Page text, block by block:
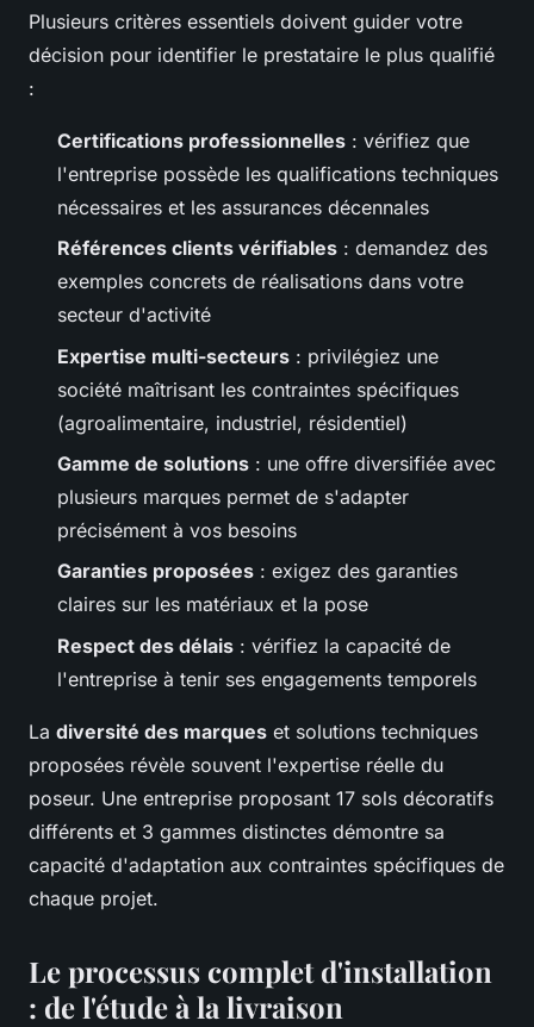
Plusieurs critères essentiels doivent guider votre
décision pour identifier le prestataire le plus qualifié
:
Certifications professionnelles : vérifiez que
l'entreprise possède les qualifications techniques
nécessaires et les assurances décennales
Références clients vérifiables : demandez des
exemples concrets de réalisations dans votre
secteur d'activité
Expertise multi-secteurs : privilégiez une
société maîtrisant les contraintes spécifiques
(agroalimentaire, industriel, résidentiel)
Gamme de solutions : une offre diversifiée avec
plusieurs marques permet de s'adapter
précisément à vos besoins
Garanties proposées : exigez des garanties
claires sur les matériaux et la pose
Respect des délais : vérifiez la capacité de
l'entreprise à tenir ses engagements temporels
La diversité des marques et solutions techniques
proposées révèle souvent l'expertise réelle du
poseur. Une entreprise proposant 17 sols décoratifs
différents et 3 gammes distinctes démontre sa
capacité d'adaptation aux contraintes spécifiques de
chaque projet.
Le processus complet d'installation
: de l'étude à la livraison